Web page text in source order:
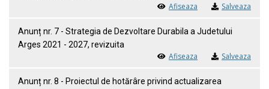
Afiseaza Salveaza
Anunț nr. 7 - Strategia de Dezvoltare Durabila a Judetului
Arges 2021 - 2027, revizuita
Afiseaza Salveaza
Anunț nr. 8 - Proiectul de hotărâre privind actualizarea